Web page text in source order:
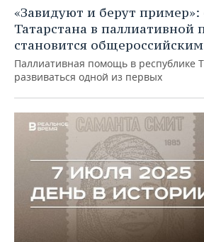
«Завидуют и берут
Татарстана в
становится
Паллиативная помощь в республике
развиваться одной из первых